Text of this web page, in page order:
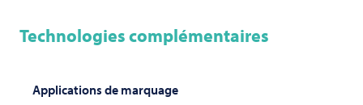
Technologies complémentaires
Applications de marquage